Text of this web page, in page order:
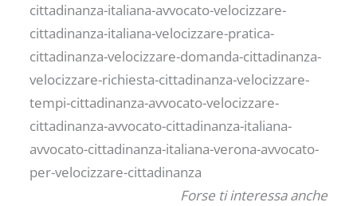
cittadinanza-italiana-avvocato-velocizzare-
cittadinanza-italiana-velocizzare-pratica-
cittadinanza-velocizzare-domanda-cittadinanza-
velocizzare-richiesta-cittadinanza-velocizzare-
tempi-cittadinanza-avvocato-velocizzare-
cittadinanza-avvocato-cittadinanza-italiana-
avvocato-cittadinanza-italiana-verona-avvocato-
per-velocizzare-cittadinanza
Forse ti interessa anche